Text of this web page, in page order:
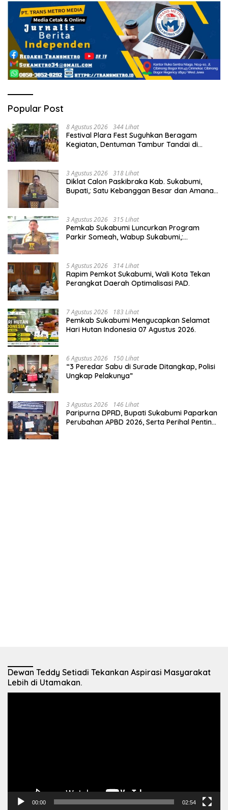
Popular Post
8 Agustus 2026 344 Lihat
Festival Plara Fest Suguhkan Beragam
Kegiatan, Dentuman Tambur Tandai di
3 Agustus 2026 318 Lihat
Diklat Calon Paskibraka Kab. Sukabumi,
Bupati,: Satu Kebanggan Besar dan Amanah
3 Agustus 2026 315 Lihat
Pemkab Sukabumi Luncurkan Program
Parkir Someah, Wabup Sukabumi,:
5 Agustus 2026 314 Lihat
Rapim Pemkot Sukabumi, Wali Kota Tekan
Perangkat Daerah Optimalisasi PAD.
7 Agustus 2026 183 Lihat
Pemkab Sukabumi Mengucapkan Selamat
Hari Hutan Indonesia 07 Agustus 2026.
6 Agustus 2026 150 Lihat
“3 Peredar Sabu di Surade Ditangkap, Polisi
Ungkap Pelakunya”
3 Agustus 2026 146 Lihat
Paripurna DPRD, Bupati Sukabumi Paparkan
Perubahan APBD 2026, Serta Perihal Penting
Dewan Teddy Setiadi Tekankan Aspirasi Masyarakat
Lebih di Utamakan.
00:00 02:54